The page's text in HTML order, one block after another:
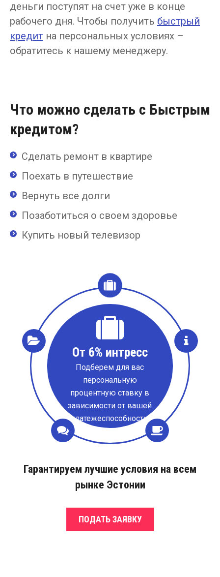
деньги поступят на счет уже в конце
рабочего дня. Чтобы получить быстрый
кредит на персональных условиях –
обратитесь к нашему менеджеру.
Что можно сделать с Быстрым
кредитом?
Сделать ремонт в квартире
Поехать в путешествие
Вернуть все долги
Позаботиться о своем здоровье
Купить новый телевизор
От 6% интресс
Подберем для вас
персональную
процентную ставку в
зависимости от вашей
платежеспособности.
Гарантируем лучшие условия на всем
рынке Эстонии
ПОДАТЬ ЗАЯВКУ